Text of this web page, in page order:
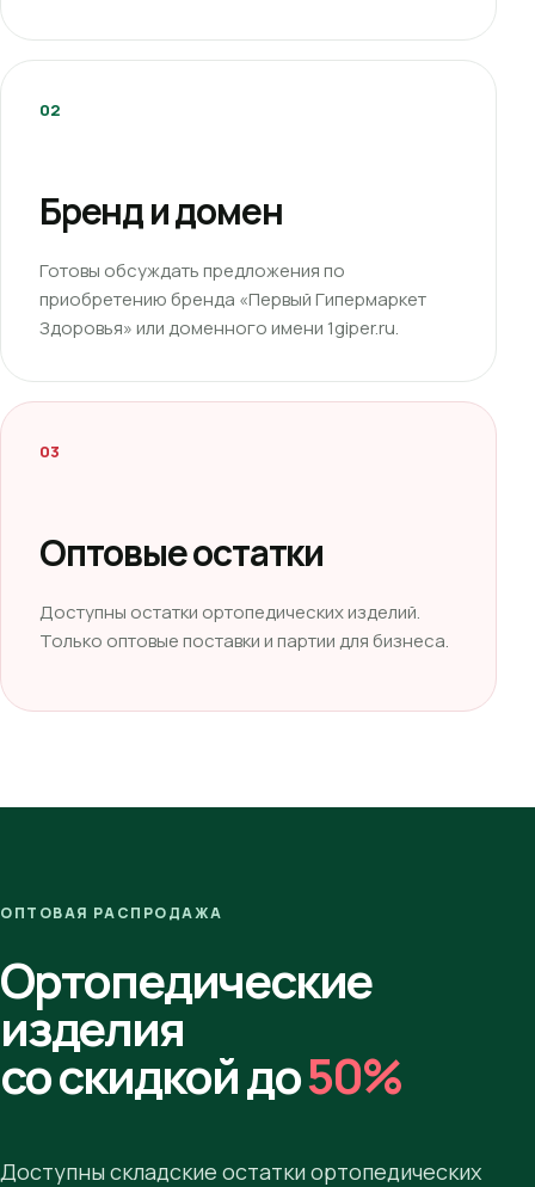
02
Бренд и домен
Готовы обсуждать предложения по
приобретению бренда «Первый Гипермаркет
Здоровья» или доменного имени 1giper.ru.
03
Оптовые остатки
Доступны остатки ортопедических изделий.
Только оптовые поставки и партии для бизнеса.
ОПТОВАЯ РАСПРОДАЖА
Ортопедические
изделия
со скидкой до50%
Доступны складские остатки ортопедических